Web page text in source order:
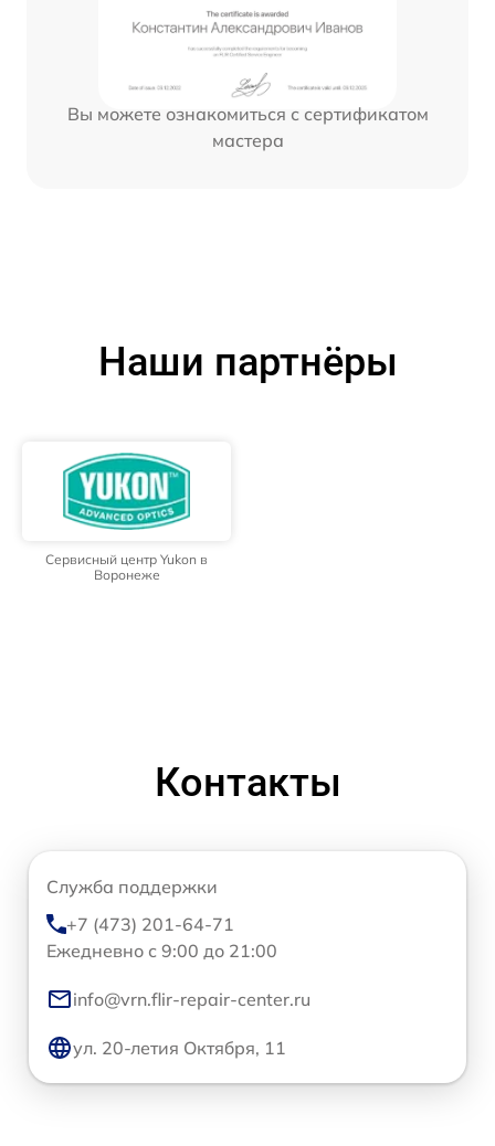
Вы можете ознакомиться с сертификатом
мастера
Наши партнёры
Сервисный центр Yukon в
Воронеже
Контакты
Служба поддержки
+7 (473) 201-64-71
Ежедневно с 9:00 до 21:00
info@vrn.flir-repair-center.ru
ул. 20-летия Октября, 11